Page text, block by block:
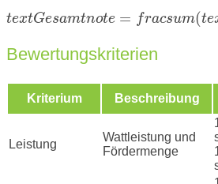
textGesamtnote = fracsum(te
Bewertungskriterien
Kriterium Beschreibung
Leistung
Wattleistung und
Fördermenge